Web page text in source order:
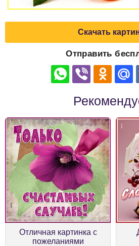
Скачать
Отправить
Отличная картинка с
пожеланиями